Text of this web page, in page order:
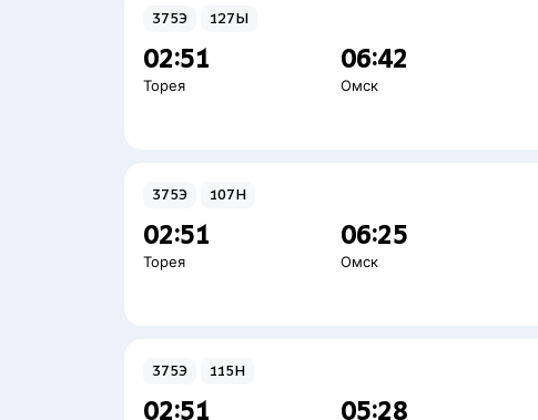
375Э 127Ы
02:51
Торея
06:42
Омск
375Э 107Н
02:51
Торея
06:25
Омск
375Э 115Н
02:51 05:28